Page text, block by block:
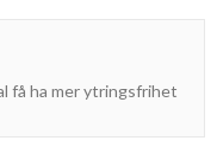
få ha mer ytringsfrihet